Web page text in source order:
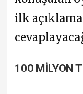
100 MİLYON